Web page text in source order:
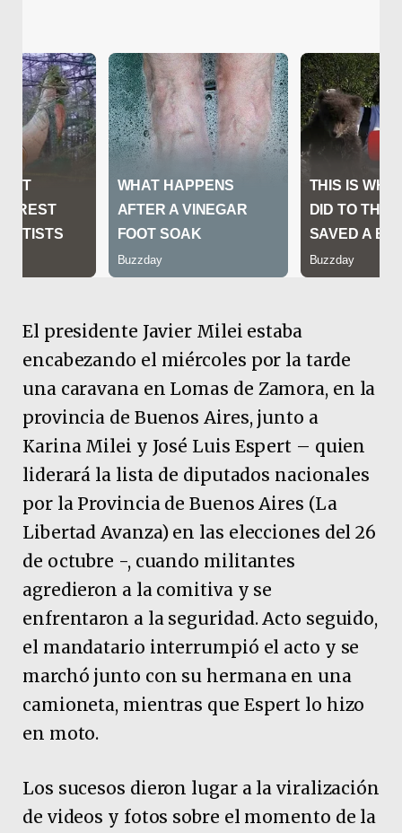
El presidente Javier Milei estaba
encabezando el miércoles por la tarde
una caravana en Lomas de Zamora, en la
provincia de Buenos Aires, junto a
Karina Milei y José Luis Espert – quien
liderará la lista de diputados nacionales
por la Provincia de Buenos Aires (La
Libertad Avanza) en las elecciones del 26
de octubre -, cuando militantes
agredieron a la comitiva y se
enfrentaron a la seguridad. Acto seguido,
el mandatario interrumpió el acto y se
marchó junto con su hermana en una
camioneta, mientras que Espert lo hizo
en moto.
Los sucesos dieron lugar a la viralización
de videos y fotos sobre el momento de la